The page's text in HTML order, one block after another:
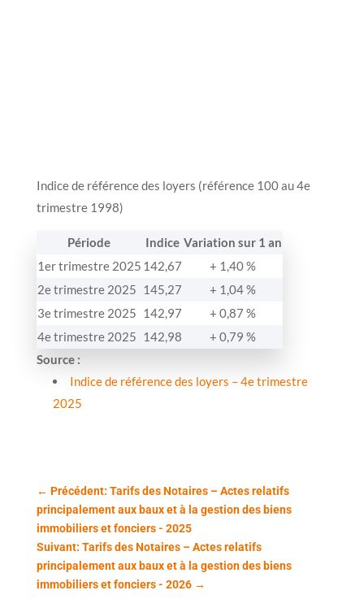
Indice de référence des loyers (référence 100 au 4e
trimestre 1998)
Période Indice Variation sur 1 an
1er trimestre 2025 142,67
+ 1,40 %
2e trimestre 2025 145,27
+ 1,04 %
3e trimestre 2025 142,97
+ 0,87 %
4e trimestre 2025 142,98
+ 0,79 %
Source :
Indice de référence des loyers – 4e trimestre
2025
← Précédent: Tarifs des Notaires – Actes relatifs
principalement aux baux et à la gestion des biens
immobiliers et fonciers - 2025
Suivant: Tarifs des Notaires – Actes relatifs
principalement aux baux et à la gestion des biens
immobiliers et fonciers - 2026→